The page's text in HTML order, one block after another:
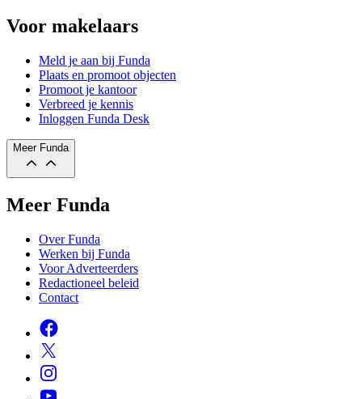
Voor makelaars
Meld je aan bij Funda
Plaats en promoot objecten
Promoot je kantoor
Verbreed je kennis
Inloggen Funda Desk
Meer Funda
Meer Funda
Over Funda
Werken bij Funda
Voor Adverteerders
Redactioneel beleid
Contact